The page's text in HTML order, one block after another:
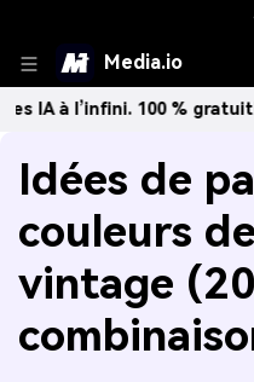
Media.io
100 % gratuit!Créer
Idées de
couleurs
vintage (20